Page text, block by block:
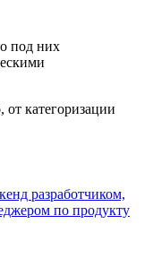
под них
категоризации
разработчиком,
по продукту